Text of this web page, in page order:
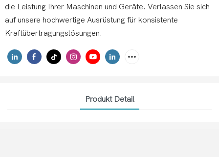
die Leistung Ihrer Maschinen und Geräte. Verlassen Sie sich
auf unsere hochwertige Ausrüstung für konsistente
Kraftübertragungslösungen.
Produkt Detail